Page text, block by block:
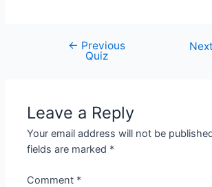
navigation
← Previous
Quiz
Leave a Reply
Your email address will not be
fields are marked *
Comment *